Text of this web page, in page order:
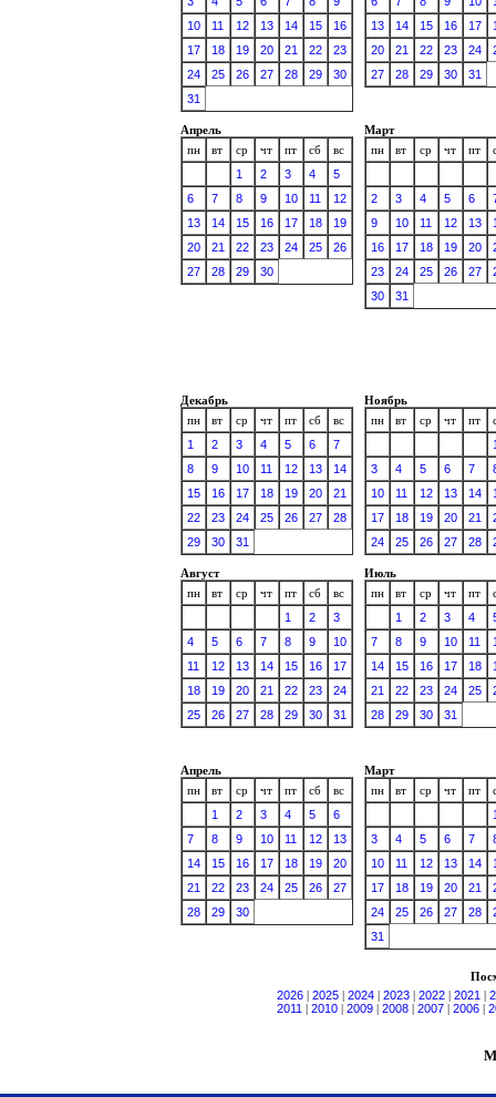
10
11 12 13 14 15
16
17
18 19 20 21 22
23
24
25 26 27 28 29
30
31
13
14 15 16 17
20
21 22 23 24
27
28 29 30 31
Апрель
пн
вт ср чт пт сб
вс
1
2 3 4
5
6
7 8 9 10 11
12
13
14 15 16 17 18
19
20
21 22 23 24 25
26
27
28 29 30
Март
пн
вт ср чт пт
2 3 4 5 6
9
10 11 12 13
16
17 18 19 20
23
24 25 26 27
30
31
Декабрь
пн
вт ср чт пт сб
вс
1
2 3 4 5 6
7
8
9 10 11 12 13
14
15
16 17 18 19 20
21
22
23 24 25 26 27
28
29
30 31
Ноябрь
пн
вт ср чт пт
3
4 5 6 7
10
11 12 13 14
17
18 19 20 21
24
25 26 27 28
Август
пн
вт ср чт пт сб
вс
1
2
3
4
5 6 7 8 9
10
11
12 13 14 15 16
17
18
19 20 21 22 23
24
25
26 27 28 29 30 31
Июль
пн
вт ср чт пт
1
2 3 4
7
8 9 10 11
14
15 16 17 18
21
22 23 24 25
28
29 30 31
Апрель
пн
вт ср чт пт сб
вс
1
2 3 4 5
6
7
8 9 10 11 12
13
14
15 16 17 18 19
20
21
22 23 24 25 26
27
28
29 30
Март
пн
вт ср чт пт
3
4 5 6 7
10
11 12 13 14
17
18 19 20 21
24
25 26 27 28
31
2026
2025 2024 2023 2022 2021
2011
2010 2009 2008 2007 2006